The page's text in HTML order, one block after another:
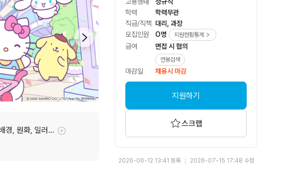
모바일, 3D, 인터페이스, UX·UI, 배경, 원화, 일러스트, 캐릭터원화, 배경원화, 캐릭터
학력
학력무관
직급/직책 대리, 과장
모집인원
O명 지원현황통계
급여 면접 시 협의
연봉검색
마감일 채용시 마감
지원하기
스크랩
2026-06-12 13:41 등록 2026-07-15 17:48 수정